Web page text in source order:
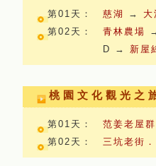
第01天： 慈湖 →
第02天：
青林農場
D → 新屋
桃園文化觀光之
第01天：
范姜老屋群
第02天：
三坑老街